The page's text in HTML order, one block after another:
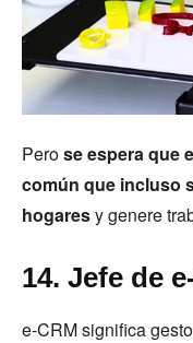
Perose espera que
común que incluso
hogaresy genere
14. Jefe de
e-CRM significa